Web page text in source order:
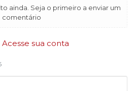
ainda. Seja o primeiro a enviar um
comentário
Acesse sua conta